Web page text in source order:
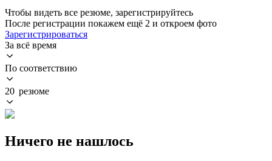
Чтобы видеть все резюме, зарегистрируйтесь
После регистрации покажем ещё 2 и откроем фото
Зарегистрироваться
За всё время
По соответствию
20 резюме
Ничего не нашлось